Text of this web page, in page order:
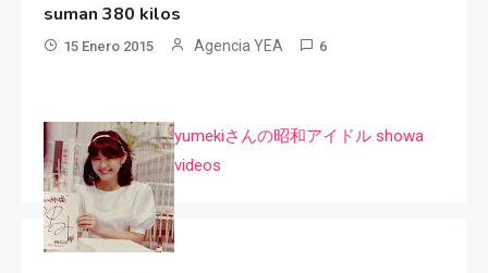
suman 380 kilos
15 Enero 2015 Agencia YEA 6
yumekiさんの昭和アイドル showa
videos